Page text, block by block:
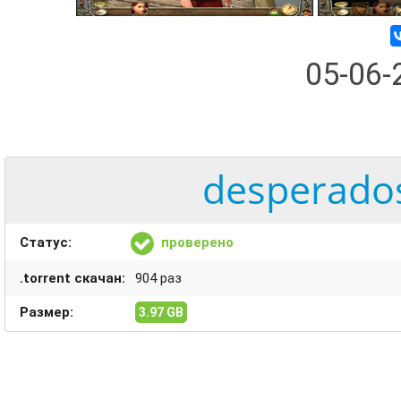
05-
Статус: проверено
.torrent скачан: 904 раз
Размер: 3.97 GB